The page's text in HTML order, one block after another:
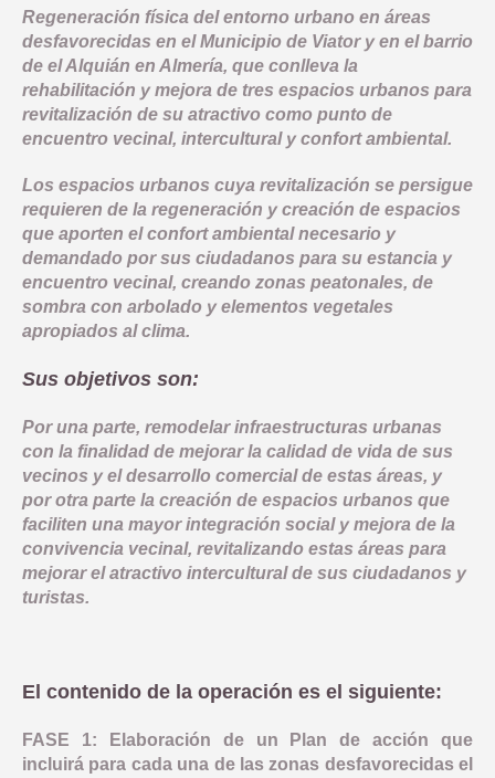
LINEA 7: GESTION EDUSI
LINEA 8: COMUNICACION EDUSI
COMISIÓN AUTOEVALUACIÓN DEL RIESGO
CANAL DE DENUNCIAS
Regeneración física del entorno urbano en áreas
desfavorecidas en el Municipio de Viator y en el barrio
de el Alquián en Almería, que conlleva la
rehabilitación y mejora de tres espacios urbanos para
revitalización de su atractivo como punto de
encuentro vecinal, intercultural y confort ambiental.
Los espacios urbanos cuya revitalización se persigue
requieren de la regeneración y creación de espacios
que aporten el confort ambiental necesario y
demandado por sus ciudadanos para su estancia y
encuentro vecinal, creando zonas peatonales, de
sombra con arbolado y elementos vegetales
apropiados al clima.
Sus objetivos son:
Por una parte, remodelar infraestructuras urbanas
con la finalidad de mejorar la calidad de vida de sus
vecinos y el desarrollo comercial de estas áreas, y
por otra parte la creación de espacios urbanos que
faciliten una mayor integración social y mejora de la
convivencia vecinal, revitalizando estas áreas para
mejorar el atractivo intercultural de sus ciudadanos y
turistas.
El contenido de la operación es el siguiente:
FASE 1: Elaboración de un Plan de acción que
incluirá para cada una de las zonas desfavorecidas el
Aviso Legal Accesibilidad Mapa web Privacidad Cookies Contacto